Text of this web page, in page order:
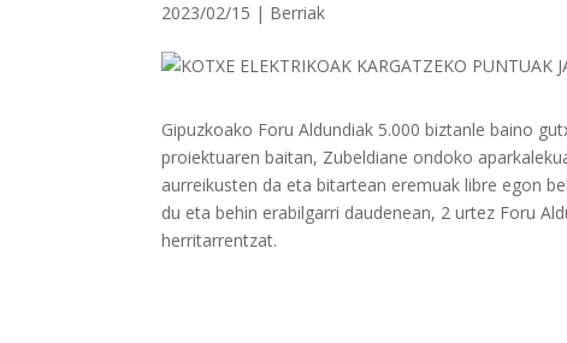
2023/02/15 | Berriak
Gipuzkoako Foru Aldundiak 5.000 biztanle baino
proiektuaren baitan, Zubeldiane ondoko
aurreikusten da eta bitartean eremuak libre egon
du eta behin erabilgarri daudenean, 2 urtez Foru
herritarrentzat.